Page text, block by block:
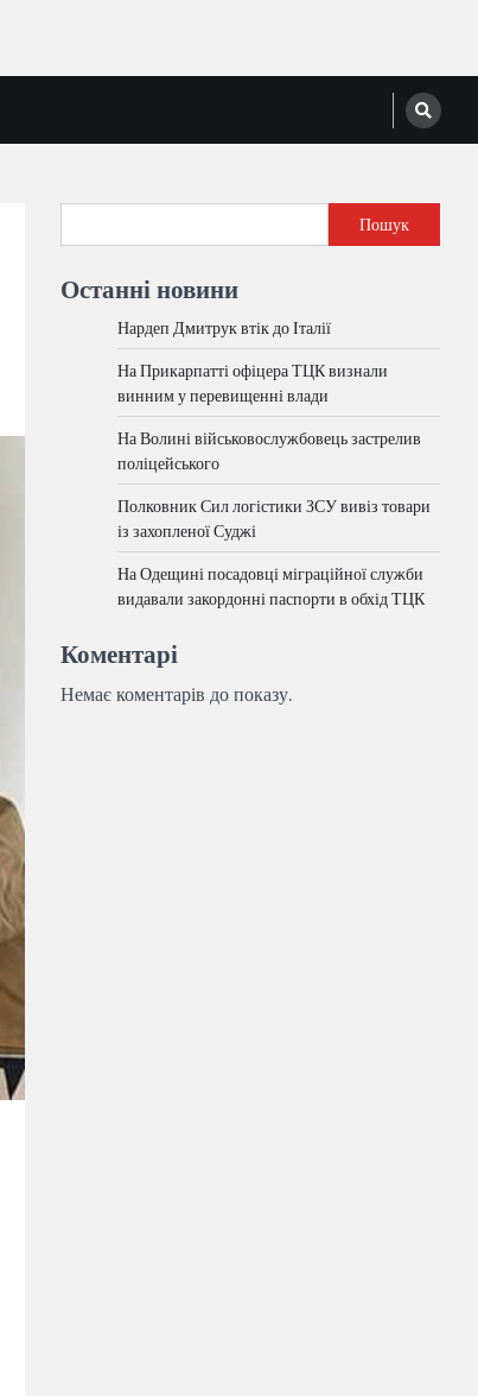
Пошук
Останні новини
Нардеп Дмитрук втік до Італії
На Прикарпатті офіцера ТЦК визнали
винним у перевищенні влади
На Волині військовослужбовець застрелив
поліцейського
Полковник Сил логістики ЗСУ вивіз товари
із захопленої Суджі
На Одещині посадовці міграційної служби
видавали закордонні паспорти в обхід ТЦК
Коментарі
Немає коментарів до показу.